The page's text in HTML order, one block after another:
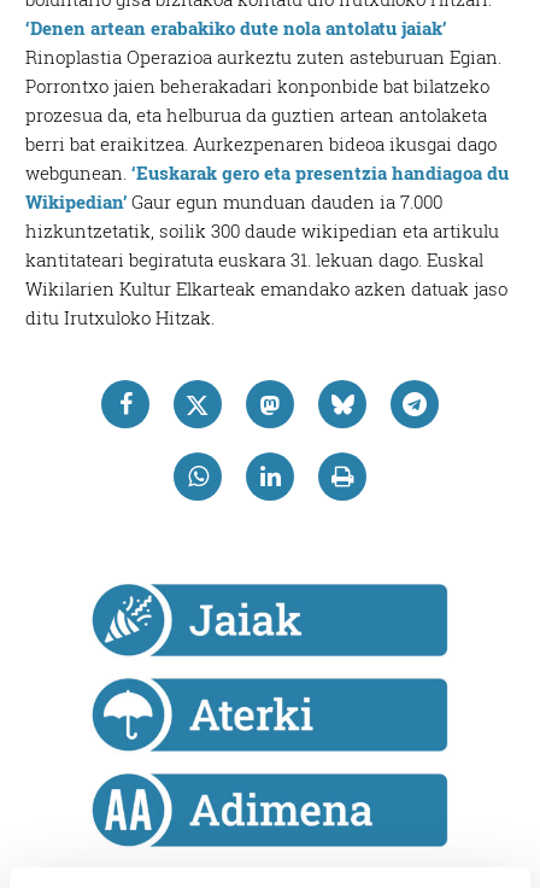
‘Denen artean erabakiko dute nola antolatu jaiak’
Rinoplastia Operazioa aurkeztu zuten asteburuan Egian.
Porrontxo jaien beherakadari konponbide bat bilatzeko
prozesua da, eta helburua da guztien artean antolaketa
berri bat eraikitzea. Aurkezpenaren bideoa ikusgai dago
webgunean.‘Euskarak gero eta presentzia handiagoa du
Wikipedian’ Gaur egun munduan dauden ia 7.000
hizkuntzetatik, soilik 300 daude wikipedian eta artikulu
kantitateari begiratuta euskara 31. lekuan dago. Euskal
Wikilarien Kultur Elkarteak emandako azken datuak jaso
ditu Irutxuloko Hitzak.